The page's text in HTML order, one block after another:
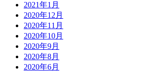
2021年1月
2020年12月
2020年11月
2020年10月
2020年9月
2020年8月
2020年6月